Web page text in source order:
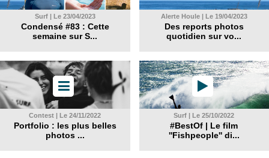
Surf | Le 23/04/2023
Condensé #83 : Cette
semaine sur S...
Alerte Houle | Le 19/04/2023
Des reports photos
quotidien sur vo...
Contest | Le 24/11/2022
Portfolio : les plus belles
photos ...
Surf | Le 25/10/2022
#BestOf | Le film
''Fishpeople'' di...